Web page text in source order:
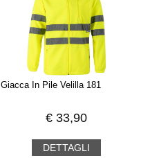
Giacca In Pile Velilla 181
€ 33,90
DETTAGLI